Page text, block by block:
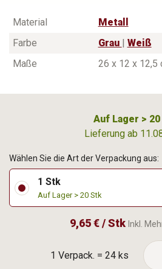
Material
Metall
Farbe
Grau
Weiß
Maße
26 x 12 x 12,5
Auf Lager >
Lieferung ab
1 Verpack. = 24 ks
Wählen Sie die Art der Verpackung aus:
1 Stk
Auf Lager > 20 Stk
9,65 € / Stk Inkl.